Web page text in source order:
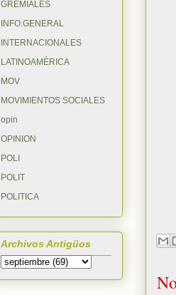
GREMIALES
INFO.GENERAL
INTERNACIONALES
LATINOAMÉRICA
MOV
MOVIMIENTOS SOCIALES
opin
OPINION
POLI
POLIT
POLITICA
Archivos Antigüos